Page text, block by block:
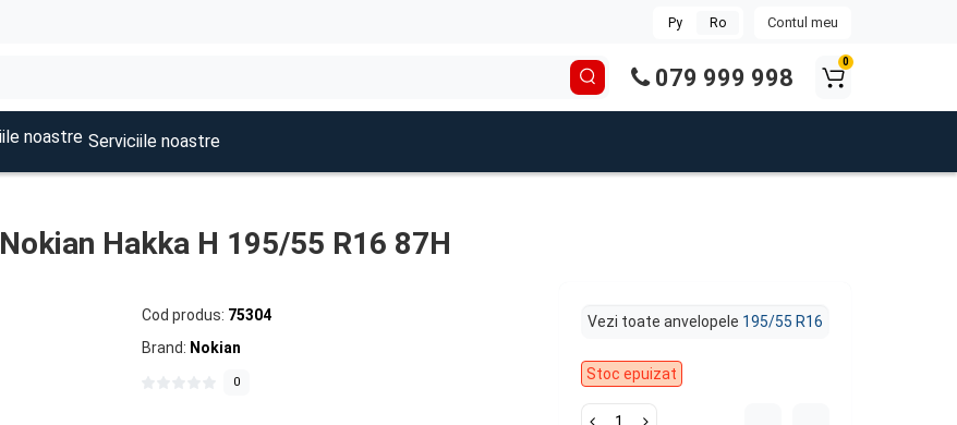
Contul meu
Ру Ro
079 999 998
0
Serviciile noastre
Nokian Hakka H 195/55 R16 87H
Cod produs: 75304
Brand: Nokian
0
Vezi toate anvelopele 195/55 R16
Stoc epuizat